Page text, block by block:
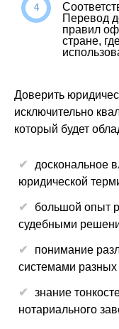
Перевод
правил
стране,
Доверить
исключительно
который будет
доскональное
юридической
большой опыт
судебными
понимание
системами разных
знание
нотариального